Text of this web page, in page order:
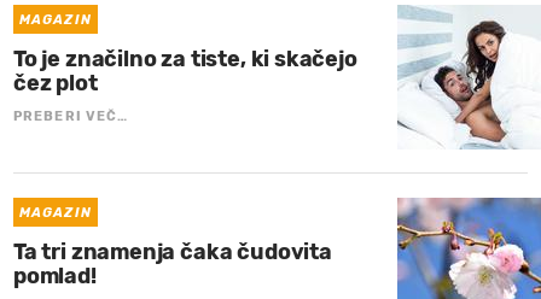
MAGAZIN
To je značilno za tiste, ki skačejo
čez plot
PREBERI VEČ…
MAGAZIN
Ta tri znamenja čaka čudovita
pomlad!